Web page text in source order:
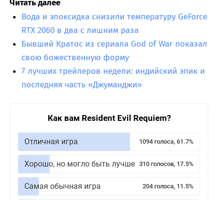
Читать далее
Вода и эпоксидка снизили температуру GeForce
RTX 2060 в два с лишним раза
Бывший Кратос из сериала God of War показал
свою божественную форму
7 лучших трейлеров недели: индийский эпик и
последняя часть «Джуманджи»
Как вам Resident Evil Requiem?
Отличная игра 1094 голоса, 61.7%
Хорошо, но могло быть лучше 310 голосов, 17.5%
Самая обычная игра 204 голоса, 11.5%